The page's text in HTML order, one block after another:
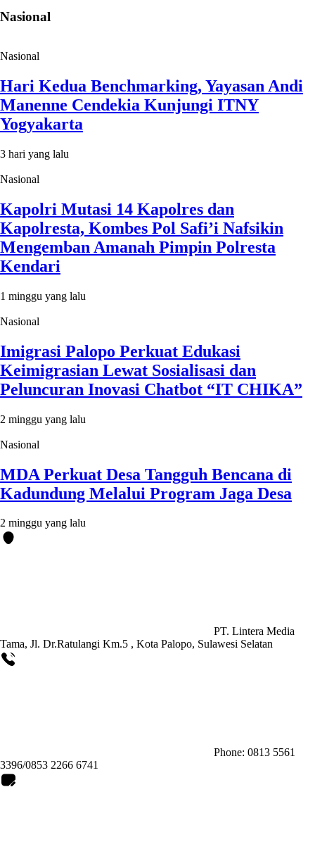
Nasional
Nasional
Hari Kedua Benchmarking, Yayasan Andi
Manenne Cendekia Kunjungi ITNY
Yogyakarta
3 hari yang lalu
Nasional
Kapolri Mutasi 14 Kapolres dan
Kapolresta, Kombes Pol Safi’i Nafsikin
Mengemban Amanah Pimpin Polresta
Kendari
1 minggu yang lalu
Nasional
Imigrasi Palopo Perkuat Edukasi
Keimigrasian Lewat Sosialisasi dan
Peluncuran Inovasi Chatbot “IT CHIKA”
2 minggu yang lalu
Nasional
MDA Perkuat Desa Tangguh Bencana di
Kadundung Melalui Program Jaga Desa
2 minggu yang lalu
PT. Lintera Media
Tama, Jl. Dr.Ratulangi Km.5 , Kota Palopo, Sulawesi Selatan
Phone: 0813 5561
3396/0853 2266 6741